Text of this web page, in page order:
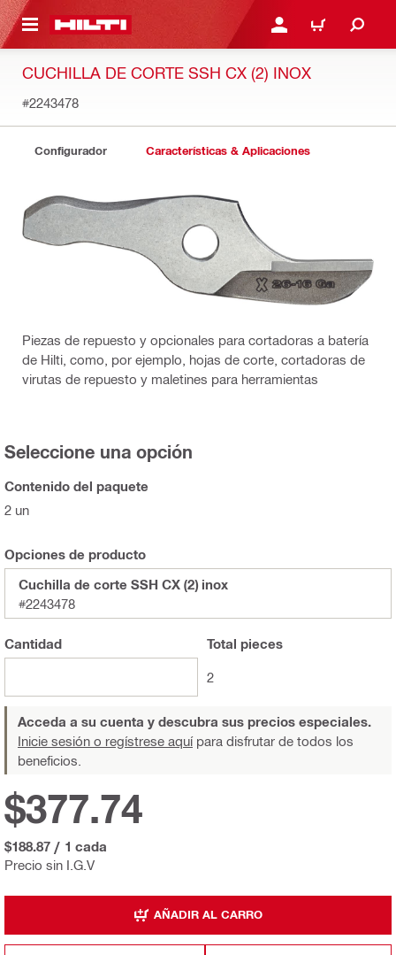
PRINCIPAL INICIE SESIÓN O
CARRITO
CUCHILLA DE CORTE SSH CX (2) INOX
#2243478
Configurador Características & Aplicaciones
Piezas de repuesto y opcionales para cortadoras a batería
de Hilti, como, por ejemplo, hojas de corte, cortadoras de
virutas de repuesto y maletines para herramientas
Seleccione una opción
Contenido del paquete
2 un
Opciones de producto
Cuchilla de corte SSH CX (2) inox
#2243478
Cantidad Total pieces
2
Acceda a su cuenta y descubra sus precios especiales.
Inicie sesión o regístrese aquípara disfrutar de todos los
beneficios.
Precio sin I.G.V
$377.74
$188.87 / 1 cada
AÑADIR AL CARRO